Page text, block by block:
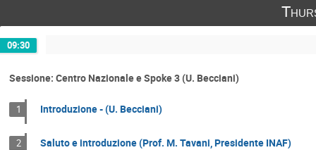
09:30
Sessione: Centro Nazionale e Spoke 3 (U. Becciani)
1 Introduzione - (U. Becciani)
2 Saluto e introduzione (Prof. M. Tavani, Presidente INAF)